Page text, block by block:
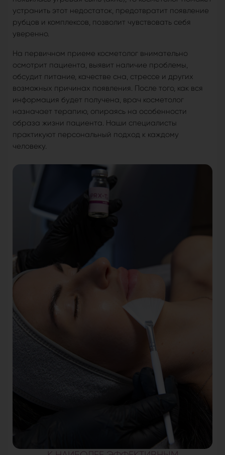
устранить этот недостаток, предотвратит появление
рубцов и комплексов, позволит чувствовать себя
уверенно.
На первичном приеме косметолог внимательно
осмотрит пациента, выявит наличие проблемы,
обсудит питание, качестве сна, стрессе и других
возможных причинах появления. После того, как вся
информация будет получена, врач косметолог
назначает терапию, опираясь на особенности
образа жизни пациента. Наши специалисты
практикуют персональный подход к каждому
человеку.